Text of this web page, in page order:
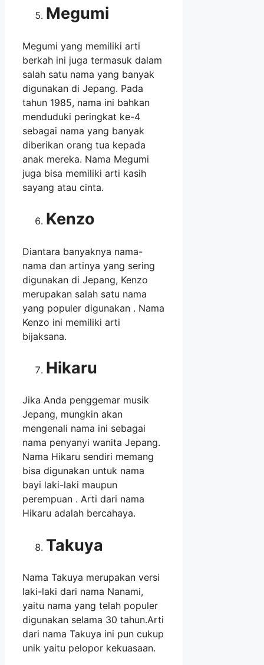
Megumi
Megumi yang memiliki arti
berkah ini juga termasuk dalam
salah satu nama yang banyak
digunakan di Jepang. Pada
tahun 1985, nama ini bahkan
menduduki peringkat ke-4
sebagai nama yang banyak
diberikan orang tua kepada
anak mereka. Nama Megumi
juga bisa memiliki arti kasih
sayang atau cinta.
Kenzo
Diantara banyaknya nama-
nama dan artinya yang sering
digunakan di Jepang, Kenzo
merupakan salah satu nama
yang populer digunakan . Nama
Kenzo ini memiliki arti
bijaksana.
Hikaru
Jika Anda penggemar musik
Jepang, mungkin akan
mengenali nama ini sebagai
nama penyanyi wanita Jepang.
Nama Hikaru sendiri memang
bisa digunakan untuk nama
bayi laki-laki maupun
perempuan . Arti dari nama
Hikaru adalah bercahaya.
Takuya
Nama Takuya merupakan versi
laki-laki dari nama Nanami,
yaitu nama yang telah populer
digunakan selama 30 tahun.Arti
dari nama Takuya ini pun cukup
unik yaitu pelopor kekuasaan.